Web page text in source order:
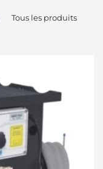
Tous les produits